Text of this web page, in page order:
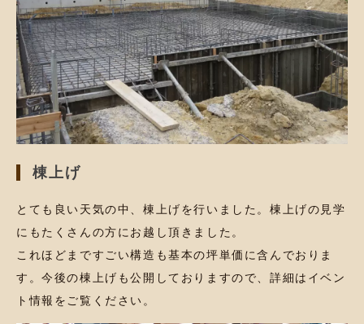
棟上げ
とても良い天気の中、棟上げを行いました。棟上げの見学
にもたくさんの方にお越し頂きました。
これほどまですごい構造も基本の坪単価に含んでおりま
す。今後の棟上げも公開しておりますので、詳細はイベン
ト情報をご覧ください。